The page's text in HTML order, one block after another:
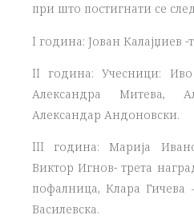
при што постигнати се
I година: Јован Калајџиев -
II година: Учесници:
Александра Митева,
Александар Андоновски.
III година: Марија
Виктор Игнов- трета
пофалница, Клара
Василевска.